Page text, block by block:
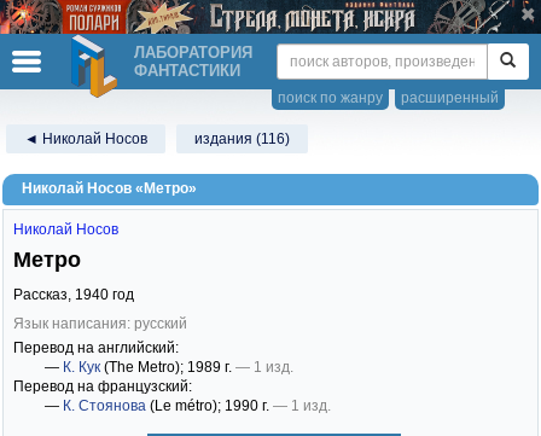
ЛАБОРАТОРИЯ
ФАНТАСТИКИ
расширенный
поиск по жанру
◄ Николай Носов издания (116)
Николай Носов «Метро»
Николай Носов
Метро
Рассказ, 1940 год
Язык написания: русский
Перевод на английский:
— К. Кук (The Metro); 1989 г. — 1 изд.
Перевод на французский:
— К. Стоянова (Le métro); 1990 г. — 1 изд.